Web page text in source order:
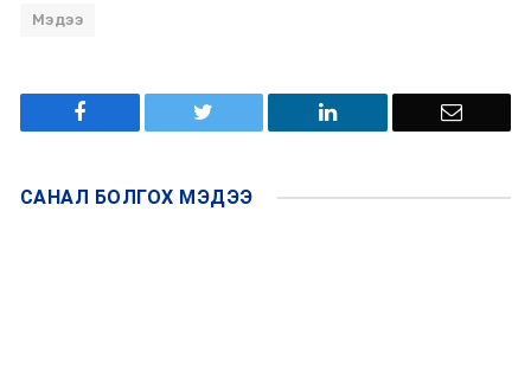
Мэдээ
САНАЛ БОЛГОХ МЭДЭЭ